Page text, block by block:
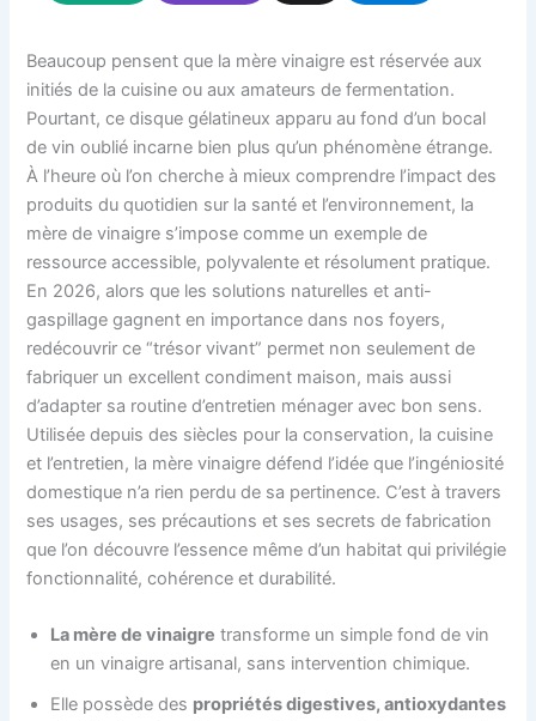
Beaucoup pensent que la mère vinaigre est réservée aux
initiés de la cuisine ou aux amateurs de fermentation.
Pourtant, ce disque gélatineux apparu au fond d’un bocal
de vin oublié incarne bien plus qu’un phénomène étrange.
À l’heure où l’on cherche à mieux comprendre l’impact des
produits du quotidien sur la santé et l’environnement, la
mère de vinaigre s’impose comme un exemple de
ressource accessible, polyvalente et résolument pratique.
En 2026, alors que les solutions naturelles et anti-
gaspillage gagnent en importance dans nos foyers,
redécouvrir ce “trésor vivant” permet non seulement de
fabriquer un excellent condiment maison, mais aussi
d’adapter sa routine d’entretien ménager avec bon sens.
Utilisée depuis des siècles pour la conservation, la cuisine
et l’entretien, la mère vinaigre défend l’idée que l’ingéniosité
domestique n’a rien perdu de sa pertinence. C’est à travers
ses usages, ses précautions et ses secrets de fabrication
que l’on découvre l’essence même d’un habitat qui privilégie
fonctionnalité, cohérence et durabilité.
La mère de vinaigre transforme un simple fond de vin
en un vinaigre artisanal, sans intervention chimique.
Elle possède des propriétés digestives, antioxydantes